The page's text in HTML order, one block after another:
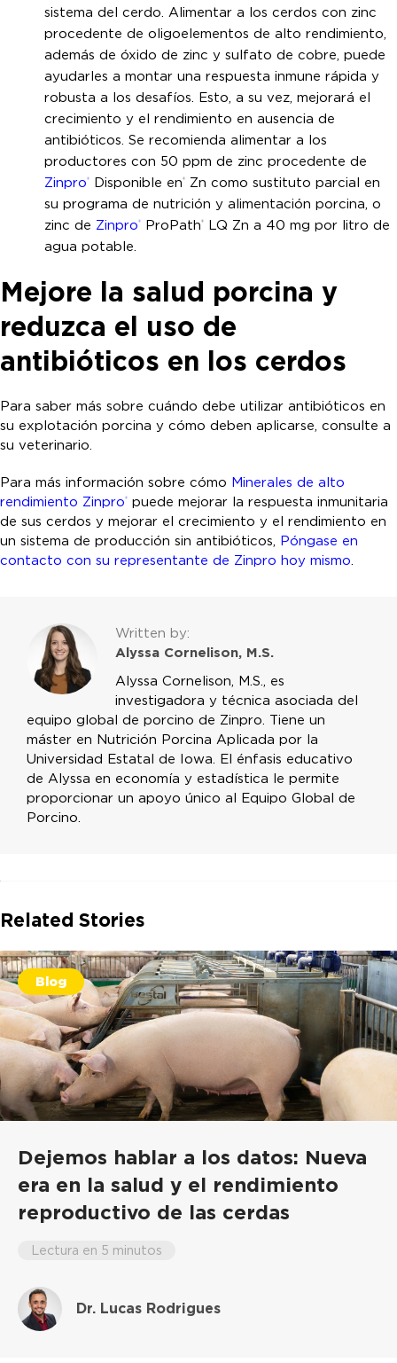
sistema del cerdo. Alimentar a los cerdos con zinc
procedente de oligoelementos de alto rendimiento,
además de óxido de zinc y sulfato de cobre, puede
ayudarles a montar una respuesta inmune rápida y
robusta a los desafíos. Esto, a su vez, mejorará el
crecimiento y el rendimiento en ausencia de
antibióticos. Se recomienda alimentar a los
productores con 50 ppm de zinc procedente de
Zinpro® Disponible en®
Zn como sustituto parcial en
su programa de nutrición y alimentación porcina, o
zinc de Zinpro® ProPath®
LQ Zn a 40 mg por litro de
agua potable.
Mejore la salud porcina y
reduzca el uso de
antibióticos en los cerdos
Para saber más sobre cuándo debe utilizar antibióticos en
su explotación porcina y cómo deben aplicarse, consulte a
su veterinario.
Para más información sobre cómo Minerales de alto
rendimiento Zinpro® puede mejorar la respuesta inmunitaria
de sus cerdos y mejorar el crecimiento y el rendimiento en
un sistema de producción sin antibióticos, Póngase en
contacto con su representante de Zinpro hoy mismo.
Written by:
Alyssa Cornelison, M.S.
Alyssa Cornelison, M.S., es
investigadora y técnica asociada del
equipo global de porcino de Zinpro. Tiene un
máster en Nutrición Porcina Aplicada por la
Universidad Estatal de Iowa. El énfasis educativo
de Alyssa en economía y estadística le permite
proporcionar un apoyo único al Equipo Global de
Porcino.
Related Stories
Blog
Dejemos hablar a los datos: Nueva
era en la salud y el rendimiento
reproductivo de las cerdas
Lectura en 5 minutos
Dr. Lucas Rodrigues